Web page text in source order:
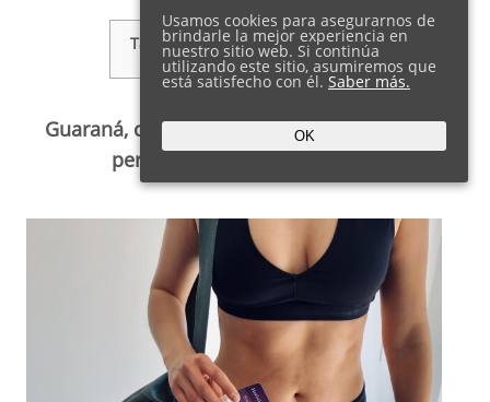
Tabla de Contenidos show
Guaraná, cafeína y vitaminas del grupo B
perderán peso más rápido
Usamos cookies para asegurarnos de
brindarle la mejor experiencia en
nuestro sitio web. Si continúa
utilizando este sitio, asumiremos que
está satisfecho con él. Saber más.
OK